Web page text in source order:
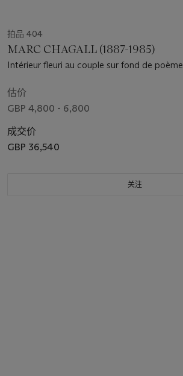
拍品 404
MARC CHAGALL (1887-1985)
Intérieur fleuri au couple sur fond de poème
估价
GBP 4,800 - 6,800
成交价
GBP 36,540
关注